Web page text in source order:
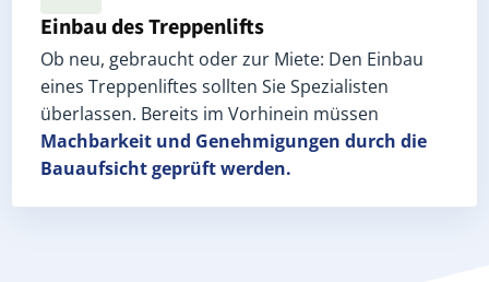
Einbau des Treppenlifts
Ob neu, gebraucht oder zur Miete: Den Einbau
eines Treppenliftes sollten Sie Spezialisten
überlassen. Bereits im Vorhinein müssen
Machbarkeit und Genehmigungen durch die
Bauaufsicht geprüft werden.